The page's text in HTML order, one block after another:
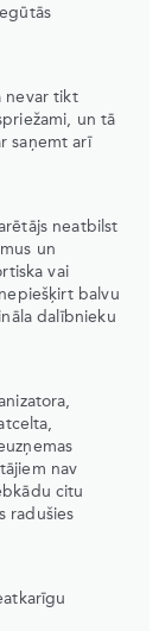
nevar tikt
un tā
saņemt arī
neatbilst
un
vai
balvu
dalībnieku
nav
citu
radušies